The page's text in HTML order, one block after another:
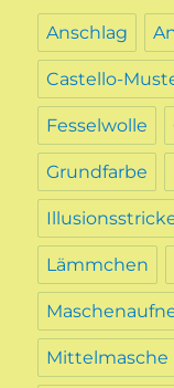
Anschlag
Castello-
Fesselwolle
Grundfarbe
Lämmchen
Mittelmasche